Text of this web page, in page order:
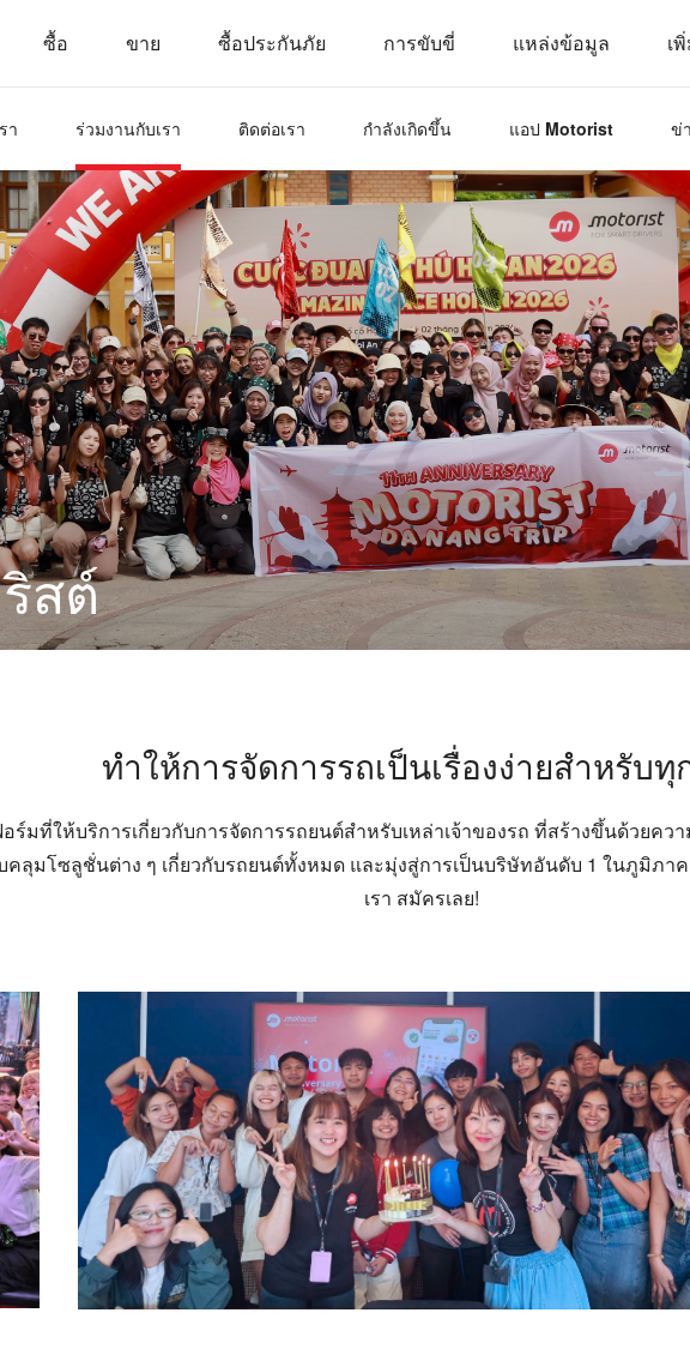
ซื้อ ขาย ซื้อประกันภัย การขับขี่ แหล่งข้อมูล เ
า ร่วมงานกับเรา ติดต่อเรา กำลังเกิดขึ้น แอป Motorist ข่
สต์
ทำให้การจัดการรถเป็นเรื่องง่ายสำหรับ
ร์มที่ให้บริการเกี่ยวกับการจัดการรถยนต์สำหรับเหล่าเจ้าของรถ ที่สร้างขึ้นด้วยคว
ลุมโซลูชั่นต่าง ๆ เกี่ยวกับรถยนต์ทั้งหมด และมุ่งสู่การเป็นบริษัทอันดับ 1 ในภูมิภา
เรา สมัครเลย!